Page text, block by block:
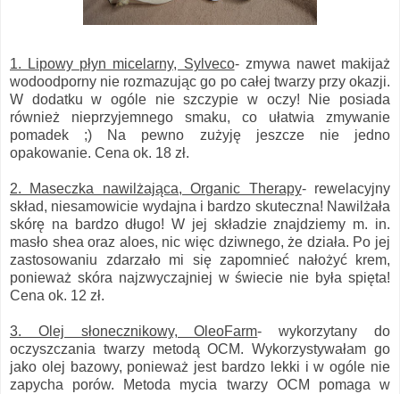
1. Lipowy płyn micelarny, Sylveco- zmywa nawet makijaż
wodoodporny nie rozmazując go po całej twarzy przy okazji.
W dodatku w ogóle nie szczypie w oczy! Nie posiada
również nieprzyjemnego smaku, co ułatwia zmywanie
pomadek ;) Na pewno zużyję jeszcze nie jedno
opakowanie. Cena ok. 18 zł.
2. Maseczka nawilżająca, Organic Therapy- rewelacyjny
skład, niesamowicie wydajna i bardzo skuteczna! Nawilżała
skórę na bardzo długo! W jej składzie znajdziemy m. in.
masło shea oraz aloes, nic więc dziwnego, że działa. Po jej
zastosowaniu zdarzało mi się zapomnieć nałożyć krem,
ponieważ skóra najzwyczajniej w świecie nie była spięta!
Cena ok. 12 zł.
3. Olej słonecznikowy, OleoFarm- wykorzytany do
oczyszczania twarzy metodą OCM. Wykorzystywałam go
jako olej bazowy, ponieważ jest bardzo lekki i w ogóle nie
zapycha porów. Metoda mycia twarzy OCM pomaga w